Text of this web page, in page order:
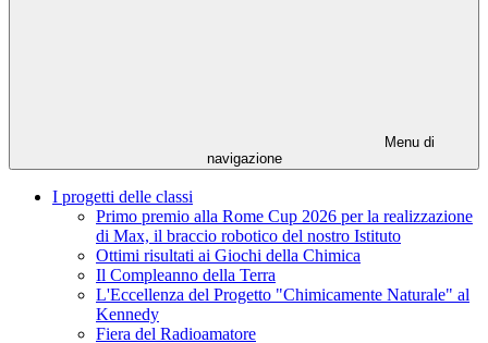
Menu di
navigazione
I progetti delle classi
Primo premio alla Rome Cup 2026 per la realizzazione
di Max, il braccio robotico del nostro Istituto
Ottimi risultati ai Giochi della Chimica
Il Compleanno della Terra
L'Eccellenza del Progetto "Chimicamente Naturale" al
Kennedy
Fiera del Radioamatore